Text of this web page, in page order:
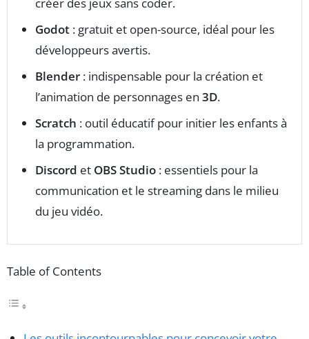
Godot : gratuit et open-source, idéal pour les
développeurs avertis.
Blender : indispensable pour la création et
l’animation de personnages en 3D.
Scratch : outil éducatif pour initier les enfants à
la programmation.
Discord et OBS Studio : essentiels pour la
communication et le streaming dans le milieu
du jeu vidéo.
Table of Contents